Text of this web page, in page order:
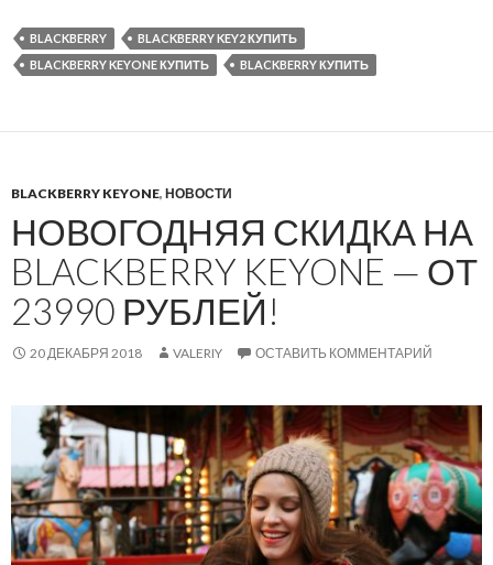
BLACKBERRY
BLACKBERRY KEY2 КУПИТЬ
BLACKBERRY KEYONE КУПИТЬ
BLACKBERRY КУПИТЬ
BLACKBERRY KEYONE, НОВОСТИ
НОВОГОДНЯЯ СКИДКА НА
BLACKBERRY KEYONE — ОТ
23990 РУБЛЕЙ!
20 ДЕКАБРЯ 2018 VALERIY ОСТАВИТЬ КОММЕНТАРИЙ